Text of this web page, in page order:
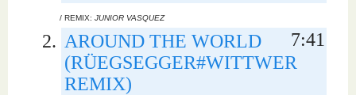
/ REMIX: JUNIOR VASQUEZ
AROUND THE WORLD
(RÜEGSEGGER#WITTWER
REMIX)
7:41